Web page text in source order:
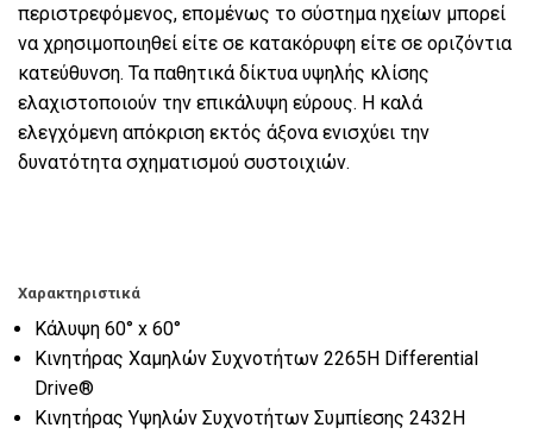
περιστρεφόμενος, επομένως το σύστημα ηχείων μπορεί
να χρησιμοποιηθεί είτε σε κατακόρυφη είτε σε οριζόντια
κατεύθυνση. Τα παθητικά δίκτυα υψηλής κλίσης
ελαχιστοποιούν την επικάλυψη εύρους. Η καλά
ελεγχόμενη απόκριση εκτός άξονα ενισχύει την
δυνατότητα σχηματισμού συστοιχιών.
Χαρακτηριστικά
Κάλυψη 60° x 60°
Κινητήρας Χαμηλών Συχνοτήτων 2265H Differential
Drive®
Κινητήρας Υψηλών Συχνοτήτων Συμπίεσης 2432H